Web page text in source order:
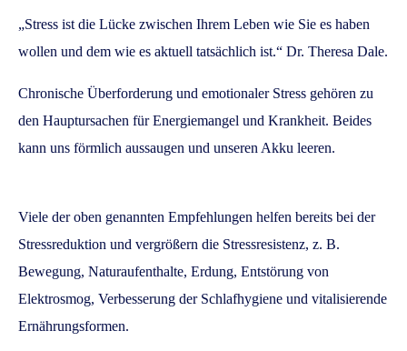
„Stress ist die Lücke zwischen Ihrem Leben wie Sie es haben
wollen und dem wie es aktuell tatsächlich ist.“ Dr. Theresa Dale.
Chronische Überforderung und emotionaler Stress gehören zu
den Hauptursachen für Energiemangel und Krankheit. Beides
kann uns förmlich aussaugen und unseren Akku leeren.
Viele der oben genannten Empfehlungen helfen bereits bei der
Stressreduktion und vergrößern die Stressresistenz, z. B.
Bewegung, Naturaufenthalte, Erdung, Entstörung von
Elektrosmog, Verbesserung der Schlafhygiene und vitalisierende
Ernährungsformen.